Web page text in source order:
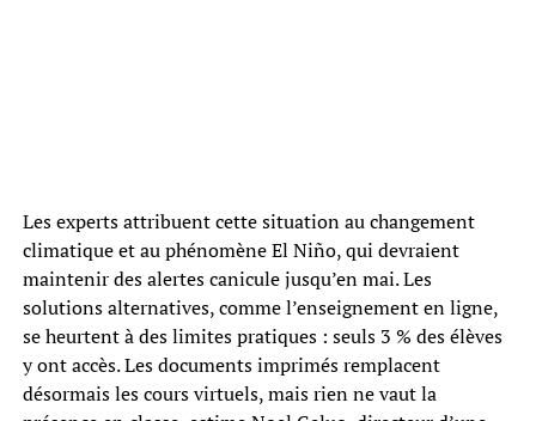
Les experts attribuent cette situation au changement
climatique et au phénomène El Niño, qui devraient
maintenir des alertes canicule jusqu’en mai. Les
solutions alternatives, comme l’enseignement en ligne,
se heurtent à des limites pratiques : seuls 3 % des élèves
y ont accès. Les documents imprimés remplacent
désormais les cours virtuels, mais rien ne vaut la